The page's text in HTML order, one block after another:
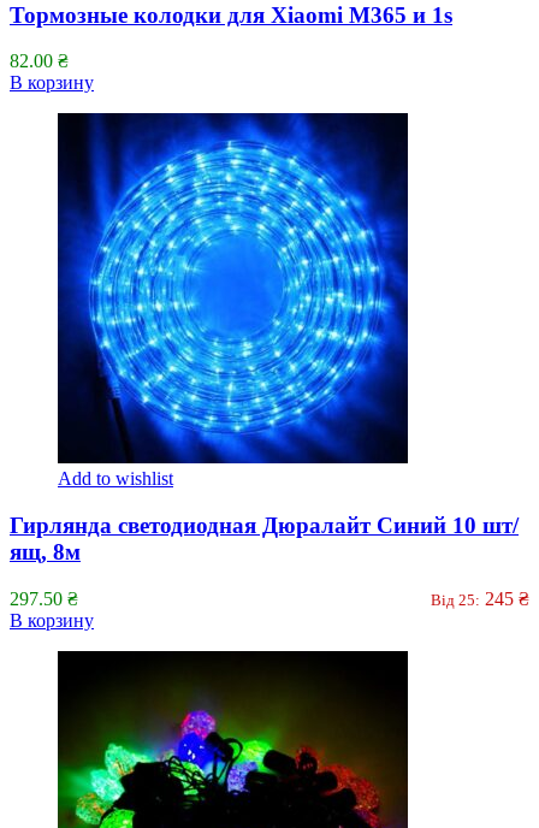
Тормозные колодки для Xiaomi M365 и 1s
82.00 ₴
В корзину
Add to wishlist
Гирлянда светодиодная Дюралайт Синий 10 шт/
ящ, 8м
297.50 ₴ Від 25: 245 ₴
В корзину